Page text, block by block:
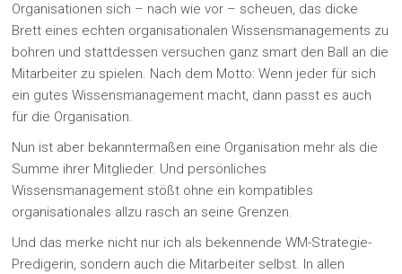
Organisationen sich – nach wie vor – scheuen, das dicke
Brett eines echten organisationalen Wissensmanagements zu
bohren und stattdessen versuchen ganz smart den Ball an die
Mitarbeiter zu spielen. Nach dem Motto: Wenn jeder für sich
ein gutes Wissensmanagement macht, dann passt es auch
für die Organisation.
Nun ist aber bekanntermaßen eine Organisation mehr als die
Summe ihrer Mitglieder. Und persönliches
Wissensmanagement stößt ohne ein kompatibles
organisationales allzu rasch an seine Grenzen.
Und das merke nicht nur ich als bekennende WM-Strategie-
Predigerin, sondern auch die Mitarbeiter selbst. In allen